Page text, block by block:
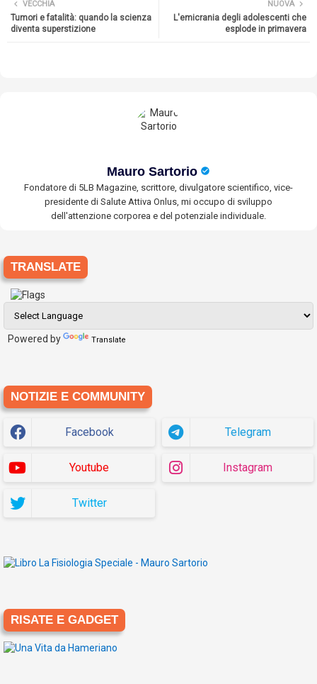
NUOVA
L'emicrania degli adolescenti che
esplode in primavera
VECCHIA
Tumori e fatalità: quando la scienza
diventa superstizione
Mauro Sartorio
Fondatore di 5LB Magazine, scrittore, divulgatore scientifico, vice-
presidente di Salute Attiva Onlus, mi occupo di sviluppo
dell'attenzione corporea e del potenziale individuale.
TRANSLATE
Powered by Translate
NOTIZIE E COMMUNITY
Facebook Telegram
Youtube Instagram
Twitter
RISATE E GADGET